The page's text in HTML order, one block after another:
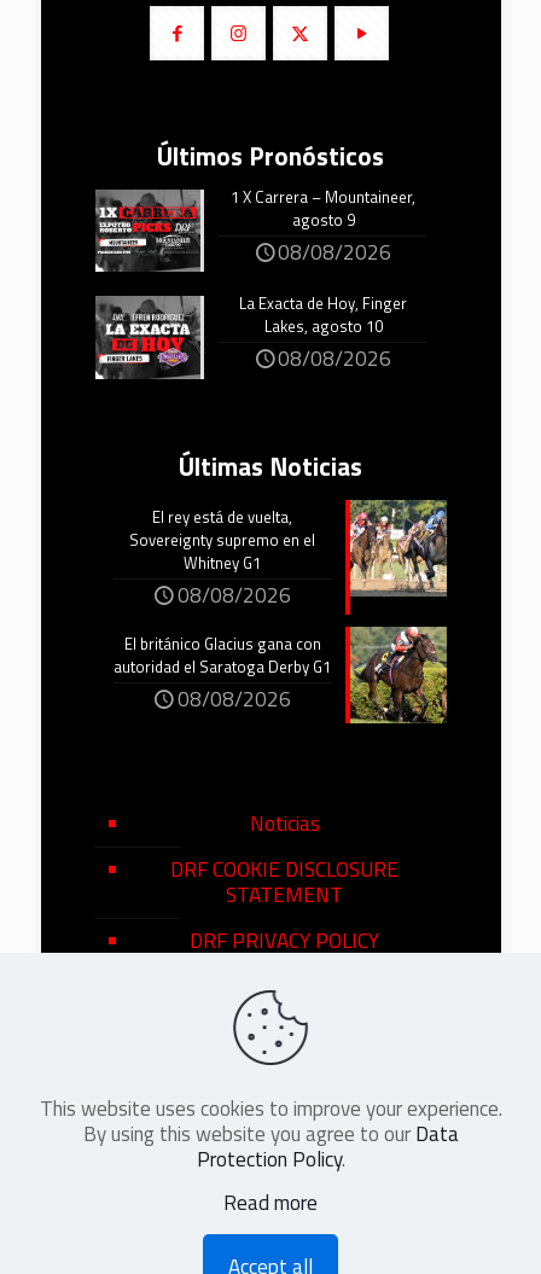
Últimos Pronósticos
1 X Carrera – Mountaineer,
agosto 9
08/08/2026
La Exacta de Hoy, Finger
Lakes, agosto 10
08/08/2026
Últimas Noticias
El rey está de vuelta,
Sovereignty supremo en el
Whitney G1
08/08/2026
El británico Glacius gana con
autoridad el Saratoga Derby G1
08/08/2026
Noticias
DRF COOKIE DISCLOSURE
STATEMENT
DRF PRIVACY POLICY
©2026DRF en Español. All Rights
Reserved
This website uses cookies to improve your experience.
By using this website you agree to ourData
Protection Policy.
Read more
Accept all